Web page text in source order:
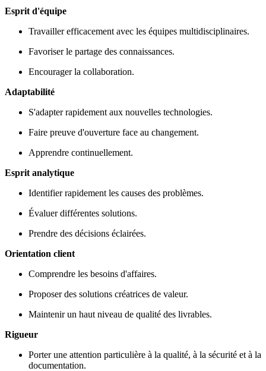
Esprit d'équipe
Travailler efficacement avec les équipes multidisciplinaires.
Favoriser le partage des connaissances.
Encourager la collaboration.
Adaptabilité
S'adapter rapidement aux nouvelles technologies.
Faire preuve d'ouverture face au changement.
Apprendre continuellement.
Esprit analytique
Identifier rapidement les causes des problèmes.
Évaluer différentes solutions.
Prendre des décisions éclairées.
Orientation client
Comprendre les besoins d'affaires.
Proposer des solutions créatrices de valeur.
Maintenir un haut niveau de qualité des livrables.
Rigueur
Porter une attention particulière à la qualité, à la sécurité et à la
documentation.